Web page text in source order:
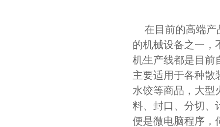
在目前的高端
的机械设备之一，
机生产线都是目前
主要适用于各种散
水饺等商品，大型
料、封口、分切、
便是微电脑程序，